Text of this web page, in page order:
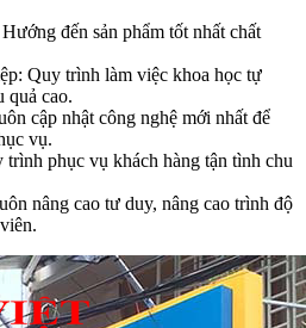
đến sản phẩm tốt nhất chất
Quy trình làm việc khoa học tự
quả cao.
cập nhật công nghệ mới nhất để
vụ.
trình phục vụ khách hàng tận tình chu
nâng cao tư duy, nâng cao trình độ